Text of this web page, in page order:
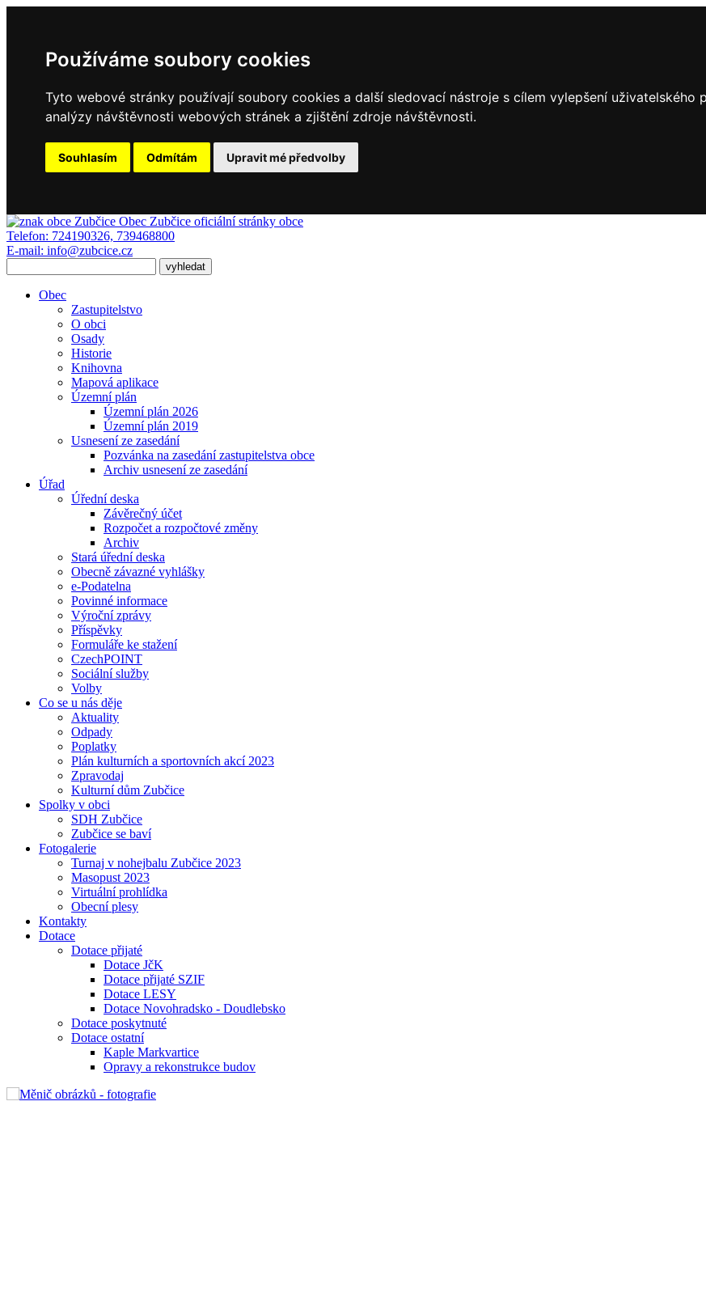
Používáme soubory cookies
Tyto webové stránky používají soubory cookies a další sledovací nástroje s cílem vylepšení uživatelského
analýzy návštěvnosti webových stránek a zjištění zdroje návštěvnosti.
Souhlasím Odmítám Upravit mé předvolby
Obec Zubčice oficiální stránky obce
Telefon: 724190326, 739468800
E-mail: info@zubcice.cz
Obec
Zastupitelstvo
O obci
Osady
Historie
Knihovna
Mapová aplikace
Územní plán
Územní plán 2026
Územní plán 2019
Usnesení ze zasedání
Pozvánka na zasedání zastupitelstva obce
Archiv usnesení ze zasedání
Úřad
Úřední deska
Závěrečný účet
Rozpočet a rozpočtové změny
Archiv
Stará úřední deska
Obecně závazné vyhlášky
e-Podatelna
Povinné informace
Výroční zprávy
Příspěvky
Formuláře ke stažení
CzechPOINT
Sociální služby
Volby
Co se u nás děje
Aktuality
Odpady
Poplatky
Plán kulturních a sportovních akcí 2023
Zpravodaj
Kulturní dům Zubčice
Spolky v obci
SDH Zubčice
Zubčice se baví
Fotogalerie
Turnaj v nohejbalu Zubčice 2023
Masopust 2023
Virtuální prohlídka
Obecní plesy
Kontakty
Dotace
Dotace přijaté
Dotace JčK
Dotace přijaté SZIF
Dotace LESY
Dotace Novohradsko - Doudlebsko
Dotace poskytnuté
Dotace ostatní
Kaple Markvartice
Opravy a rekonstrukce budov